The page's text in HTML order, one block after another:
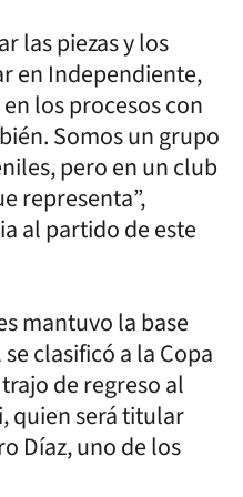
las piezas y los
en Independiente,
los procesos con
Somos un grupo
pero en un club
representa”,
al partido de este
mantuvo la base
clasificó a la Copa
de regreso al
quien será titular
Díaz, uno de los